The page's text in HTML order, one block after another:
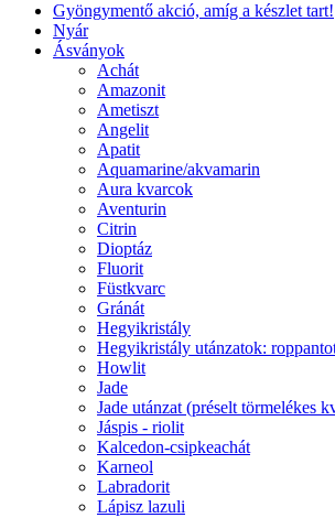
Gyöngymentő akció, amíg a készlet tart!
Nyár
Ásványok
Achát
Amazonit
Ametiszt
Angelit
Apatit
Aquamarine/akvamarin
Aura kvarcok
Aventurin
Citrin
Dioptáz
Fluorit
Füstkvarc
Gránát
Hegyikristály
Hegyikristály utánzatok:
Howlit
Jade
Jade utánzat (préselt törmelékes
Jáspis - riolit
Kalcedon-csipkeachát
Karneol
Labradorit
Lápisz lazuli